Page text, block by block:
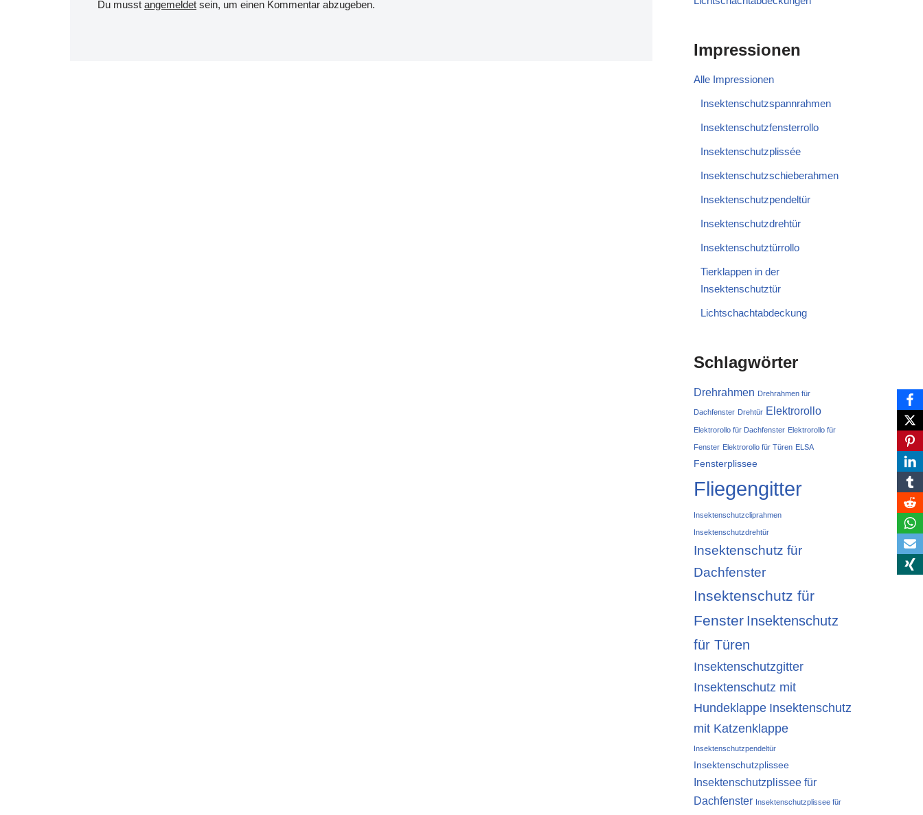
Du musst angemeldet sein, um einen Kommentar abzugeben.
Impressionen
Alle Impressionen
Insektenschutzspannrahmen
Insektenschutzfensterrollo
Insektenschutzplissée
Insektenschutzschieberahmen
Insektenschutzpendeltür
Insektenschutzdrehtür
Insektenschutztürrollo
Tierklappen in der
Insektenschutztür
Lichtschachtabdeckung
Schlagwörter
Drehrahmen Drehrahmen für
Dachfenster Drehtür Elektrorollo
Elektrorollo für Dachfenster Elektrorollo für
Fenster Elektrorollo für Türen ELSA
Fensterplissee
Fliegengitter
Insektenschutzcliprahmen
Insektenschutzdrehtür
Insektenschutz für
Dachfenster
Insektenschutz für
Fenster Insektenschutz
für Türen
Insektenschutzgitter
Insektenschutz mit
Hundeklappe Insektenschutz
mit Katzenklappe
Insektenschutzpendeltür
Insektenschutzplissee
Insektenschutzplissee für
Dachfenster Insektenschutzplissee für